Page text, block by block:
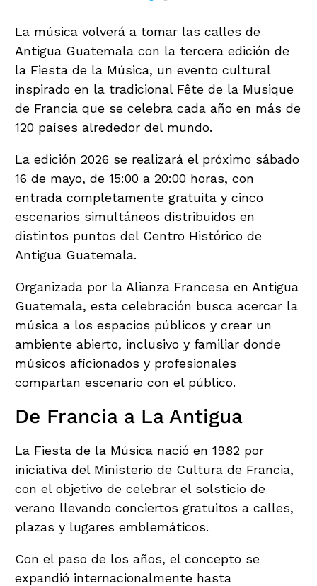
La música volverá a tomar las calles de
Antigua Guatemala con la tercera edición de
la Fiesta de la Música, un evento cultural
inspirado en la tradicional Fête de la Musique
de Francia que se celebra cada año en más de
120 países alrededor del mundo.
La edición 2026 se realizará el próximo sábado
16 de mayo, de 15:00 a 20:00 horas, con
entrada completamente gratuita y cinco
escenarios simultáneos distribuidos en
distintos puntos del Centro Histórico de
Antigua Guatemala.
Organizada por la Alianza Francesa en Antigua
Guatemala, esta celebración busca acercar la
música a los espacios públicos y crear un
ambiente abierto, inclusivo y familiar donde
músicos aficionados y profesionales
compartan escenario con el público.
De Francia a La Antigua
La Fiesta de la Música nació en 1982 por
iniciativa del Ministerio de Cultura de Francia,
con el objetivo de celebrar el solsticio de
verano llevando conciertos gratuitos a calles,
plazas y lugares emblemáticos.
Con el paso de los años, el concepto se
expandió internacionalmente hasta